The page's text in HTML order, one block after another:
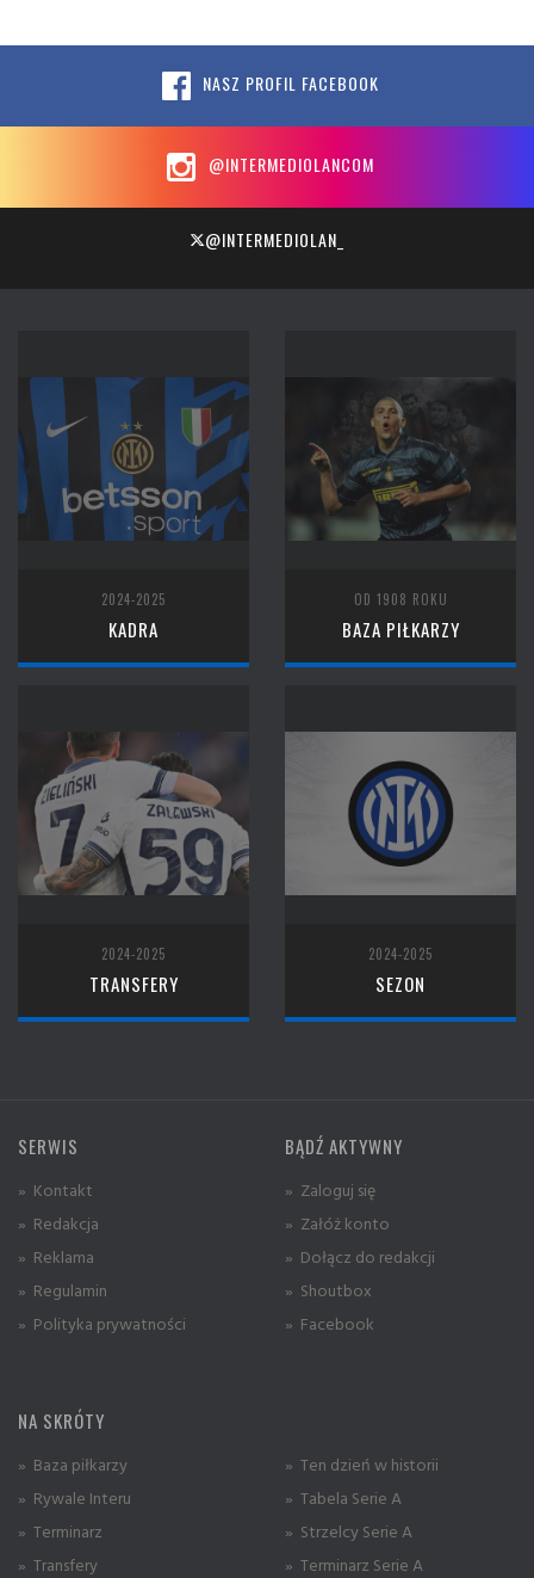
NASZ PROFIL FACEBOOK
@INTERMEDIOLANCOM
@INTERMEDIOLAN_
2024-2025
KADRA
OD 1908 ROKU
BAZA PIŁKARZY
2024-2025
TRANSFERY
2024-2025
SEZON
SERWIS
» Kontakt
» Redakcja
» Reklama
» Regulamin
» Polityka prywatności
BĄDŹ AKTYWNY
» Zaloguj się
» Załóż konto
» Dołącz do redakcji
» Shoutbox
» Facebook
NA SKRÓTY
» Baza piłkarzy
» Rywale Interu
» Terminarz
» Transfery
» Ten dzień w historii
» Tabela Serie A
» Strzelcy Serie A
» Terminarz Serie A